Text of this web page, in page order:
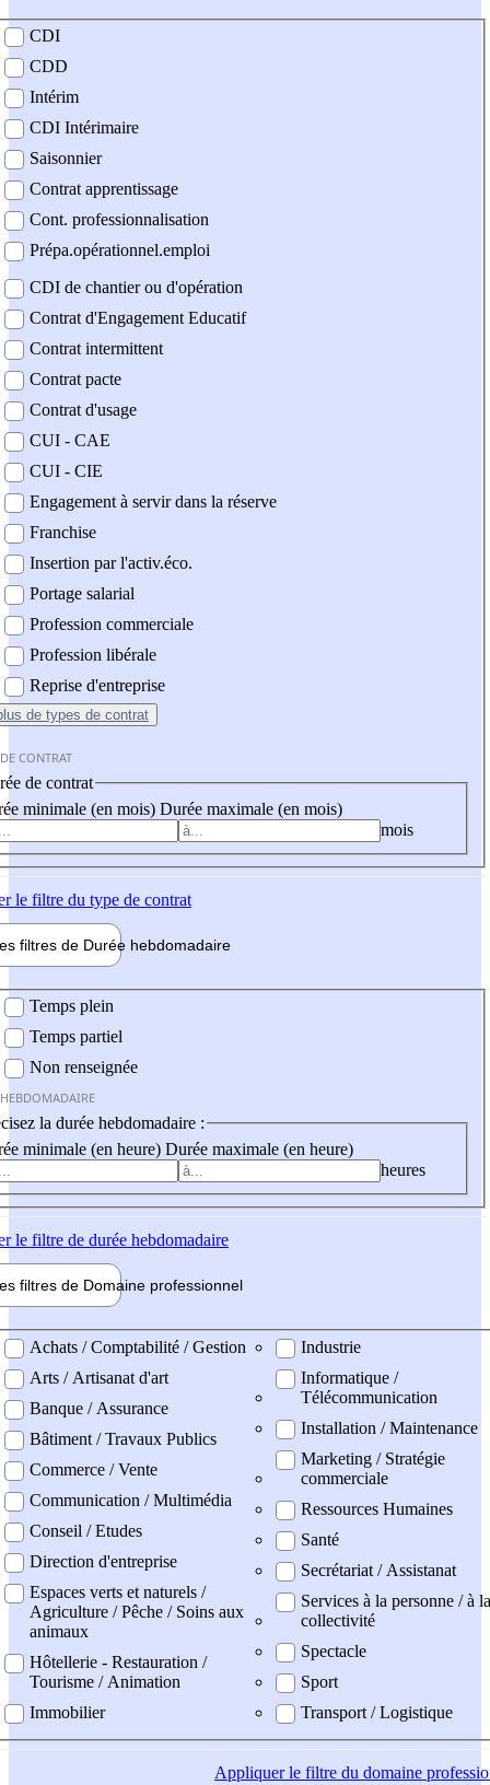
contrat
CDI
CDD
Intérim
CDI Intérimaire
Saisonnier
Contrat apprentissage
Cont. professionnalisation
Prépa.opérationnel.emploi
CDI de chantier ou d'opération
Contrat d'Engagement Educatif
Contrat intermittent
Contrat pacte
Contrat d'usage
CUI - CAE
CUI - CIE
Engagement à servir dans la réserve
Franchise
Insertion par l'activ.éco.
Portage salarial
Profession commerciale
Profession libérale
Reprise d'entreprise
de types de contrat
CONTRAT
de contrat
minimale (en mois) Durée maximale (en mois)
mois
le filtre du type de contrat
filtres de Durée hebdomadaire
Temps plein
Temps partiel
Non renseignée
la durée hebdomadaire :
minimale (en heure) Durée maximale (en heure)
heures
le filtre de durée hebdomadaire
filtres de Domaine professionnel
professionel
Achats / Comptabilité / Gestion
Arts / Artisanat d'art
Banque / Assurance
Bâtiment / Travaux Publics
Commerce / Vente
Communication / Multimédia
Conseil / Etudes
Direction d'entreprise
Espaces verts et naturels /
Agriculture / Pêche / Soins aux
animaux
Hôtellerie - Restauration /
Tourisme / Animation
Immobilier
Industrie
Informatique /
Télécommunication
Installation / Maintenance
Marketing / Stratégie
commerciale
Ressources Humaines
Santé
Secrétariat / Assistanat
Services à la personne / à la
collectivité
Spectacle
Sport
Transport / Logistique
Appliquerle filtre du domaine